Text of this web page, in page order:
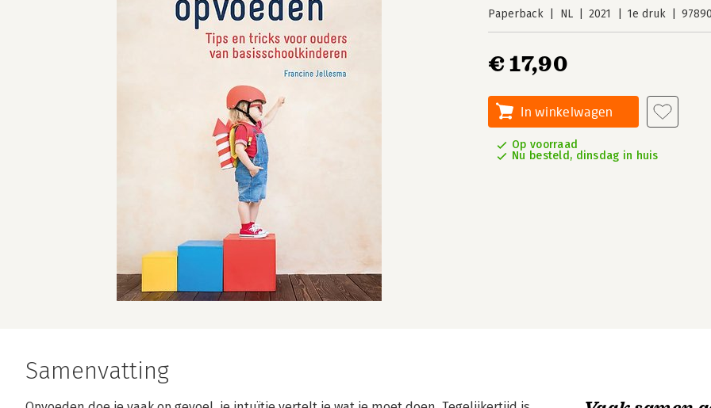
Paperback NL 2021 1e druk
€ 17,90
In winkelwagen
Op voorraad
Nu besteld, dinsdag in huis
Samenvatting